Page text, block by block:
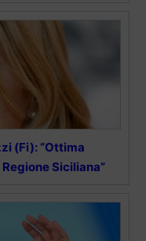
(Fi): “Ottima
Siciliana”